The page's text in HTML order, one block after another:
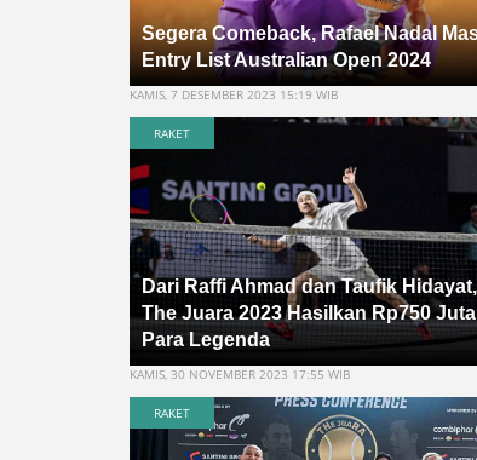
Segera Comeback, Rafael Nadal
Entry List Australian Open 2024
KAMIS, 7 DESEMBER 2023 15:19 WIB
RAKET
Dari Raffi Ahmad dan Taufik
The Juara 2023 Hasilkan Rp750
Para Legenda
KAMIS, 30 NOVEMBER 2023 17:55 WIB
RAKET